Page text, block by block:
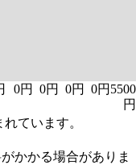
0円 0円 0円 0円 5500
円
ています。
かかる場合がありま